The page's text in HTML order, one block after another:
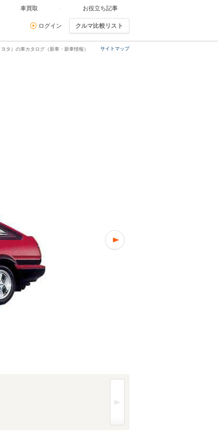
車買取 お役立ち記事
ログイン クルマ比較リスト
サイトマップ
タ）の車カタログ（新車・新車情報）